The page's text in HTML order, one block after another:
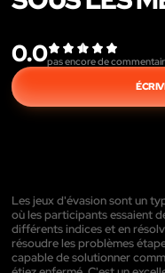
0.0pas encore de
Les jeux d'évasion sont un
où les participants essaient
différents indices et en
résoudre les problèmes
capable de solutionner